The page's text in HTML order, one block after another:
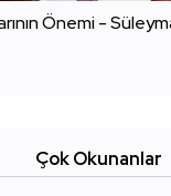
Önemi -
Çok Okunanlar